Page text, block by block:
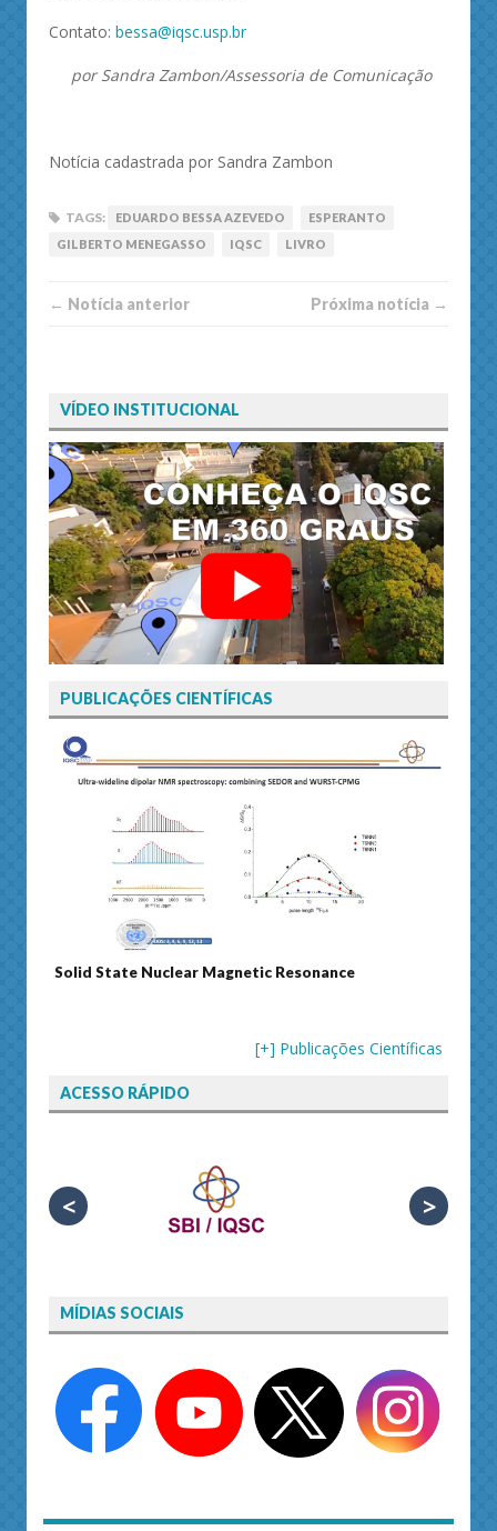
Contato: bessa@iqsc.usp.br
por Sandra Zambon/Assessoria de Comunicação
Notícia cadastrada por Sandra Zambon
TAGS: EDUARDO BESSA AZEVEDO
ESPERANTO
GILBERTO MENEGASSO
IQSC LIVRO
← Notí­cia anterior Próxima notí­­cia →
VÍDEO INSTITUCIONAL
PUBLICAÇÕES CIENTÍFICAS
Solid State Nuclear Magnetic Resonance
[+] Publicações Científicas
ACESSO RÁPIDO
< >
MÍDIAS SOCIAIS